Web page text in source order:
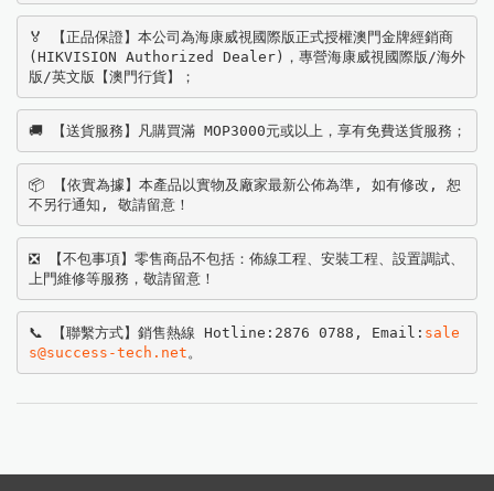
🏅 【正品保證】本公司為海康威視國際版正式授權澳門金牌經銷商
(HIKVISION Authorized Dealer)，專營海康威視國際版/海外
版/英文版【澳門行貨】；
🚚 【送貨服務】凡購買滿 MOP3000元或以上，享有免費送貨服務；
📦 【依實為據】本產品以實物及廠家最新公佈為準, 如有修改, 恕
不另行通知, 敬請留意！
❎ 【不包事項】零售商品不包括：佈線工程、安裝工程、設置調試、
上門維修等服務，敬請留意！
📞 【聯繫方式】銷售熱線 Hotline:2876 0788, Email: sale
s@success-tech.net 。